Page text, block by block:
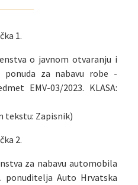
1.
o javnom otvaranju i
ponuda za nabavu robe -
EMV-03/2023. KLASA:
tekstu: Zapisnik)
2.
za nabavu automobila
ponuditelja Auto Hrvatska